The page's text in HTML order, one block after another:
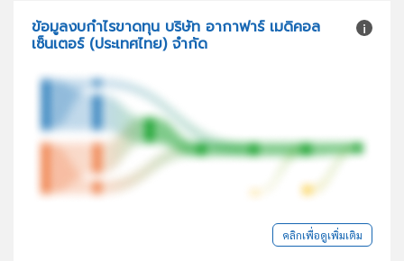
ข้อมูลงบกำไรขาดทุน บริษัท อากาฟาร์ เมดิคอล
เซ็นเตอร์ (ประเทศไทย) จำกัด
คลิกเพื่อดูเพิ่มเติม